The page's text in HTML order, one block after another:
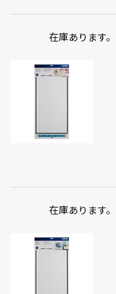
在庫あります。
在庫あります。